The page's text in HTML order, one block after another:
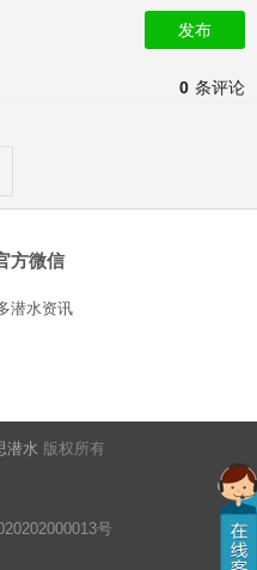
发布
0 条评论
方微信
潜水资讯
潜水 版权所有
号